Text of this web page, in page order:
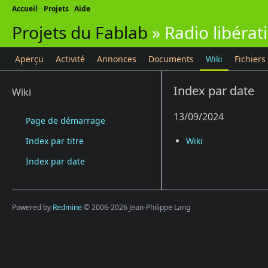
Accueil Projets Aide
Projets du Fablab » Radio
Aperçu Activité Annonces Documents Wiki Fichiers
Wiki
Page de démarrage
Index par titre
Index par date
Index par date
13/09/2024
Wiki
Powered by Redmine© 2006-2026 Jean-Philippe Lang